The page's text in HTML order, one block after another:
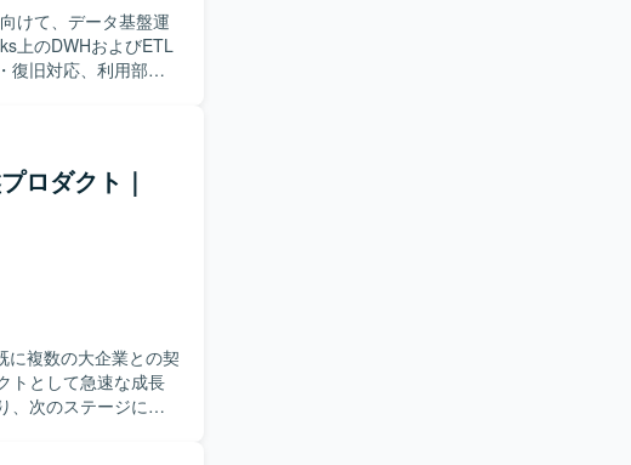
けて、データ基盤運
復旧対応、利用部門
の説明ができる方
きにキャッチアッ
DWHやETL、ジョ
の運用ノウハウを
スキル向上にもつ
はSystemwalkerを利
ロダクト｜
に複数の大企業との契
トとして急速な成長
、次のステージに向